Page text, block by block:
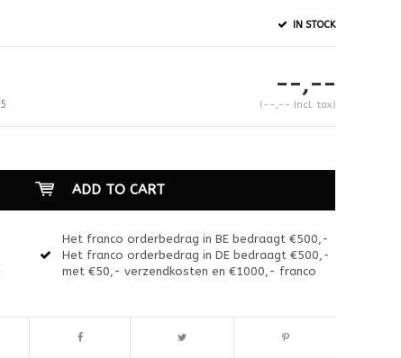
IN STOCK
--,--
(--,-- Incl. tax)
ADD TO CART
Het franco orderbedrag in BE bedraagt €500,-
Het franco orderbedrag in DE bedraagt €500,-
met €50,- verzendkosten en €1000,- franco